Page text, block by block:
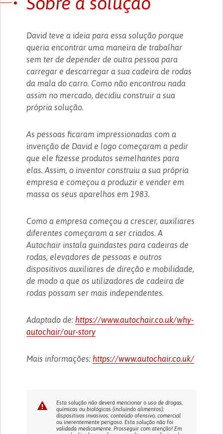
David teve a ideia para essa solução porque
queria encontrar uma maneira de trabalhar
sem ter de depender de outra pessoa para
carregar e descarregar a sua cadeira de rodas
da mala do carro. Como não encontrou nada
assim no mercado, decidiu construir a sua
própria solução.
As pessoas ficaram impressionadas com a
invenção de David e logo começaram a pedir
que ele fizesse produtos semelhantes para
elas. Assim, o inventor construiu a sua própria
empresa e começou a produzir e vender em
massa os seus aparelhos em 1983.
Como a empresa começou a crescer, auxiliares
diferentes começaram a ser criados. A
Autochair instala guindastes para cadeiras de
rodas, elevadores de pessoas e outros
dispositivos auxiliares de direção e mobilidade,
de modo a que os utilizadores de cadeira de
rodas possam ser mais independentes.
Adaptado de: https://www.autochair.co.uk/why-
autochair/our-story
Mais informações: https://www.autochair.co.uk/
Esta solução não deverá mencionar o uso de drogas,
químicas ou biológicas (incluíndo alimentos);
dispositivos invasivos; conteúdo ofensivo, comercial
ou inerentemente perigoso. Esta solução não foi
validada medicamente. Prosseguir com atenção! Em